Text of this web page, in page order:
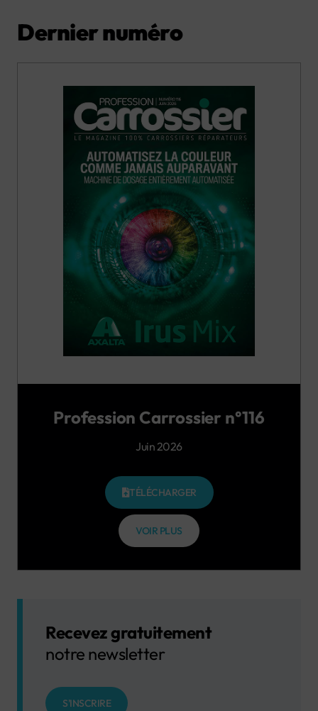
Dernier numéro
Profession Carrossier n°116
Juin 2026
TÉLÉCHARGER
VOIR PLUS
Recevez gratuitement
notre newsletter
S'INSCRIRE